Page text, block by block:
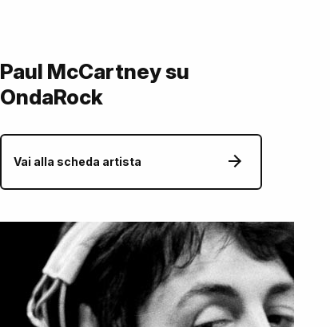
Paul McCartney su
OndaRock
Vai alla scheda artista